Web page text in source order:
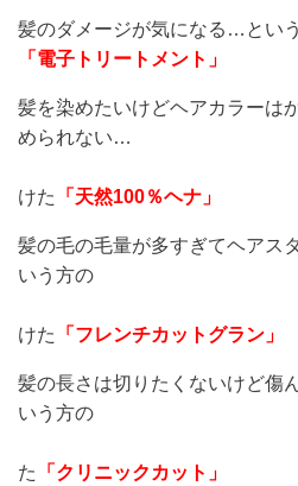
髪のダメージが気になる…とい
「電子トリートメント」
髪を染めたいけどヘアカラーは
められ
という方の
けた
「天然100％ヘナ」
髪の毛の毛量が多すぎてヘアス
いう
意見か
けた
「フレンチカットグラン」
髪の長さは切りたくないけど傷
いう
意見か
た
「クリニックカット」